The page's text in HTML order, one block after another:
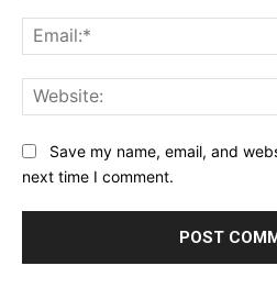
Save my name, email, and
next time I comment.